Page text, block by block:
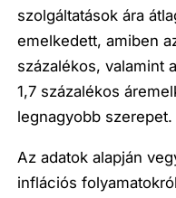
szolgáltatások ára
emelkedett, amiben
százalékos, valamint
1,7 százalékos
legnagyobb szerepet.
Az adatok alapján
inflációs